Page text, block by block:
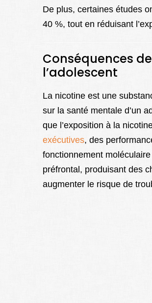
De plus, certaines études
40 %, tout en réduisant
Conséquences
l’adolescent
La nicotine est une
sur la santé mentale d’un
que l’exposition à la
exécutives, des
fonctionnement
préfrontal, produisant des
augmenter le risque de